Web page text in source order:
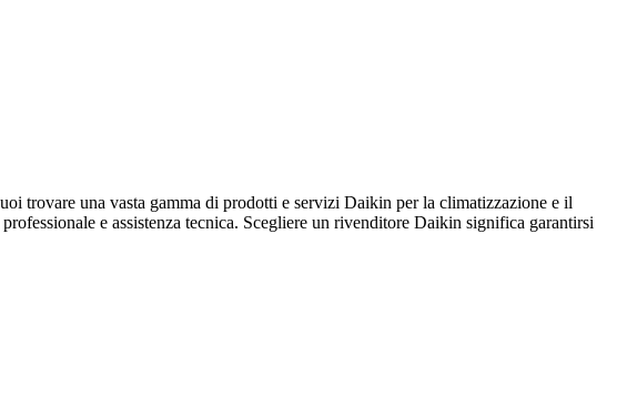
una vasta gamma di prodotti e servizi Daikin per la climatizzazione e il
e assistenza tecnica. Scegliere un rivenditore Daikin significa garantirsi